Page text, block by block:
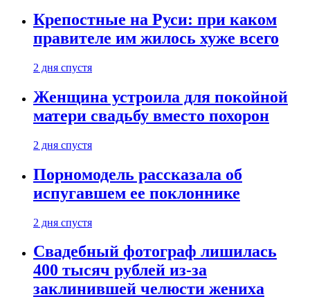
Крепостные на Руси: при каком
правителе им жилось хуже всего
2 дня спустя
Женщина устроила для покойной
матери свадьбу вместо похорон
2 дня спустя
Порномодель рассказала об
испугавшем ее поклоннике
2 дня спустя
Свадебный фотограф лишилась
400 тысяч рублей из-за
заклинившей челюсти жениха